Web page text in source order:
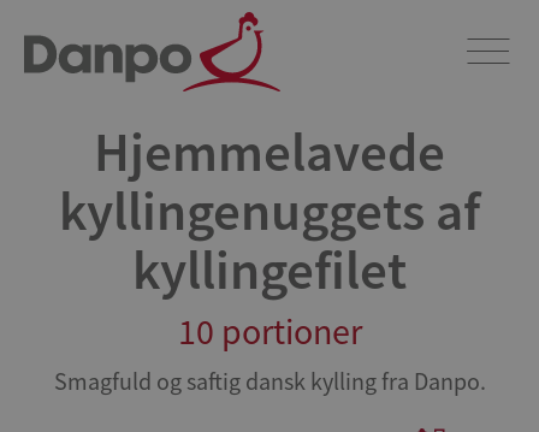
Hjemmelavede
kyllingenuggets af
kyllingefilet
10 portioner
Smagfuld og saftig dansk kylling fra Danpo.